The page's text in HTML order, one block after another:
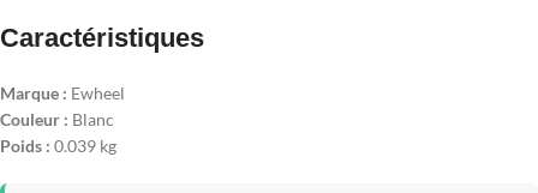
Caractéristiques
Marque : Ewheel
Couleur : Blanc
Poids : 0.039 kg